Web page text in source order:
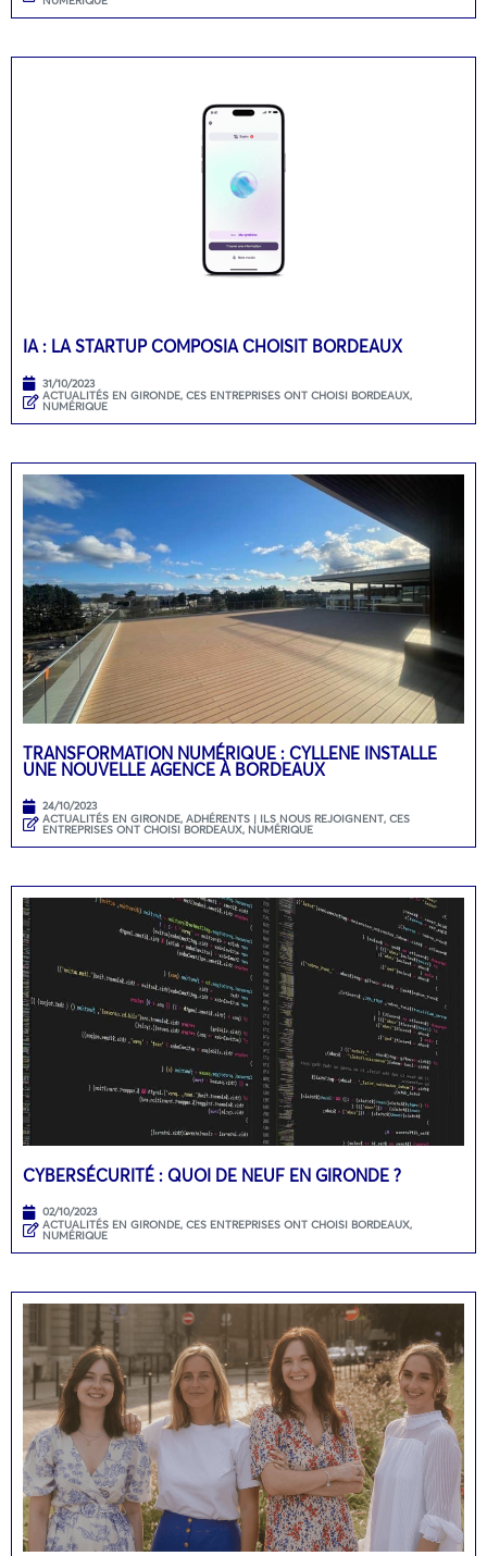
IA : LA STARTUP COMPOSIA CHOISIT BORDEAUX
31/10/2023
ACTUALITÉS EN GIRONDE, CES ENTREPRISES ONT CHOISI BORDEAUX,
NUMÉRIQUE
TRANSFORMATION NUMÉRIQUE : CYLLENE INSTALLE
UNE NOUVELLE AGENCE À BORDEAUX
24/10/2023
ACTUALITÉS EN GIRONDE, ADHÉRENTS | ILS NOUS REJOIGNENT, CES
ENTREPRISES ONT CHOISI BORDEAUX, NUMÉRIQUE
CYBERSÉCURITÉ : QUOI DE NEUF EN GIRONDE ?
02/10/2023
ACTUALITÉS EN GIRONDE, CES ENTREPRISES ONT CHOISI BORDEAUX,
NUMÉRIQUE